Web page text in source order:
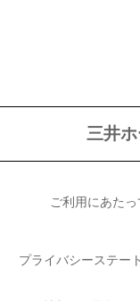
三井
ご利用にあたっ
プライバシーステー